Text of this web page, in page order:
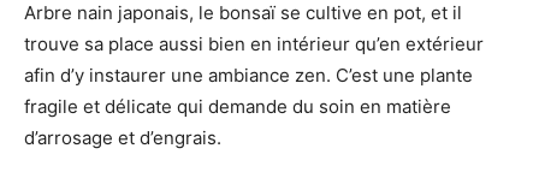
Arbre nain japonais, le bonsaï se cultive en pot, et il
trouve sa place aussi bien en intérieur qu’en extérieur
afin d’y instaurer une ambiance zen. C’est une plante
fragile et délicate qui demande du soin en matière
d’arrosage et d’engrais.